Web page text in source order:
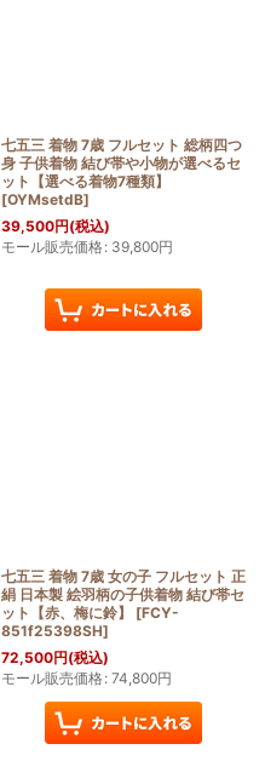
七五三 着物 7歳 フルセット 総柄四つ
身 子供着物 結び帯や小物が選べるセ
ット【選べる着物7種類】
[OYMsetdB]
39,500円(税込)
モール販売価格: 39,800円
七五三 着物 7歳 女の子 フルセット 正
絹 日本製 絵羽柄の子供着物 結び帯セ
ット【赤、梅に鈴】
[FCY-
851f25398SH]
72,500円(税込)
モール販売価格: 74,800円